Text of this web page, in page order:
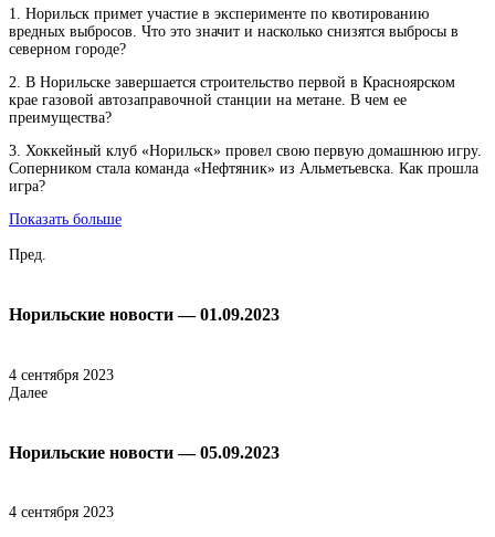
1. Норильск примет участие в эксперименте по квотированию
вредных выбросов. Что это значит и насколько снизятся выбросы в
северном городе?
2. В Норильске завершается строительство первой в Красноярском
крае газовой автозаправочной станции на метане. В чем ее
преимущества?
3. Хоккейный клуб «Норильск» провел свою первую домашнюю игру.
Соперником стала команда «Нефтяник» из Альметьевска. Как прошла
игра?
Показать больше
Пред.
Норильские новости — 01.09.2023
4 сентября 2023
Далее
Норильские новости — 05.09.2023
4 сентября 2023